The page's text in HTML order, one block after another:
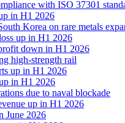
with ISO 37301
in H1 2026
Korea on rare metals
up in H1 2026
down in H1 2026
high-strength rail
up in H1 2026
in H1 2026
due to naval blockade
up in H1 2026
June 2026